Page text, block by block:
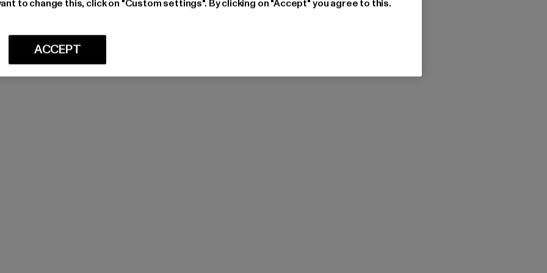
to change this, click on "Custom settings". By clicking on "Accept" you agree to this.
ACCEPT